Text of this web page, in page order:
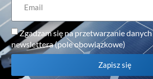
Zgadzam się na przetwarzanie
newslettera (pole obowiązkowe)
Zapisz się